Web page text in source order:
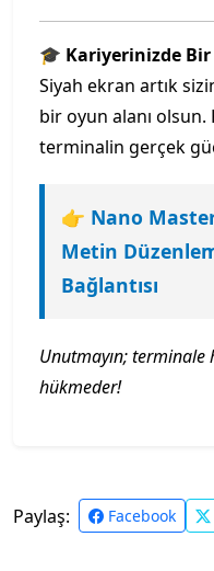
🎓 Kariyerinizde Bir
Siyah ekran artık
bir oyun alanı olsun.
terminalin gerçek
👉 Nano
Metin
Bağlantısı
Unutmayın; terminale
hükmeder!
Paylaş: Facebook